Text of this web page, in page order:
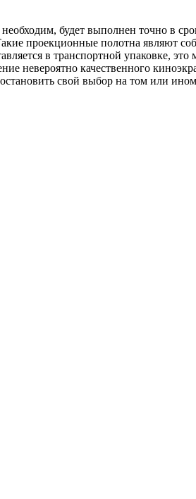
будет выполнен точно в
проекционные полотна являют
в транспортной упаковке,
невероятно качественного
свой выбор на том или